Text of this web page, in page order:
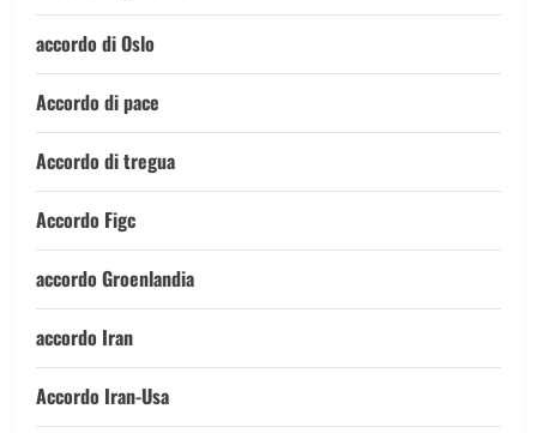
accordo di Oslo
Accordo di pace
Accordo di tregua
Accordo Figc
accordo Groenlandia
accordo Iran
Accordo Iran-Usa